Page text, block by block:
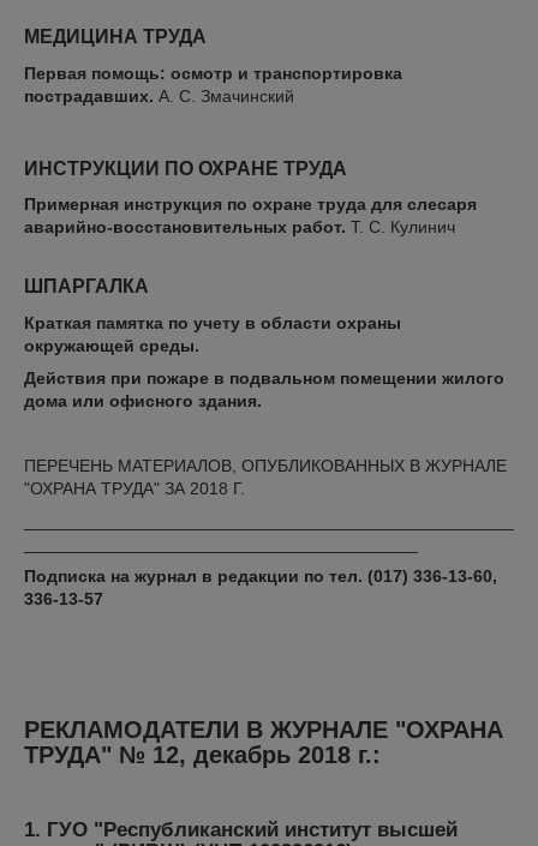
МЕДИЦИНА ТРУДА
Первая помощь: осмотр и транспортировка
пострадавших. А. С. Змачинский
ИНСТРУКЦИИ ПО ОХРАНЕ ТРУДА
Примерная инструкция по охране труда для слесаря
аварийно-восстановительных работ. Т. С. Кулинич
ШПАРГАЛКА
Краткая памятка по учету в области охраны
окружающей среды.
Действия при пожаре в подвальном помещении жилого
дома или офисного здания.
ПЕРЕЧЕНЬ МАТЕРИАЛОВ, ОПУБЛИКОВАННЫХ В ЖУРНАЛЕ
"ОХРАНА ТРУДА" ЗА 2018 Г.
Подписка на журнал в редакции по тел. (017) 336-13-60,
336-13-57
РЕКЛАМОДАТЕЛИ В ЖУРНАЛЕ "ОХРАНА
ТРУДА" № 12, декабрь 2018 г.:
1. ГУО "Республиканский институт высшей